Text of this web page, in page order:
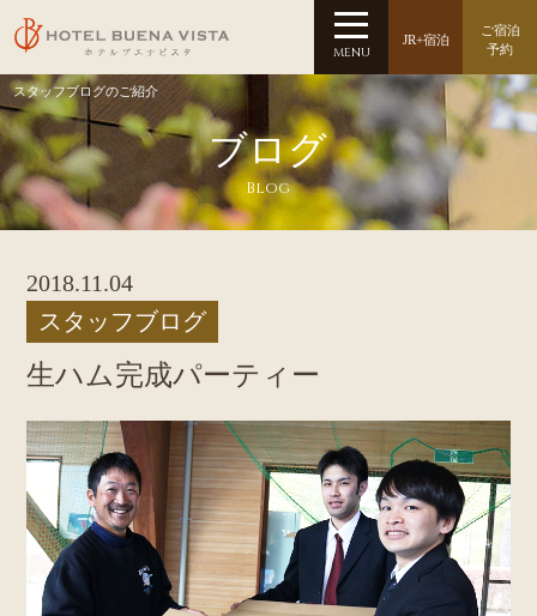
スタッフブログのご紹介
ブログ
Blog
2018.11.04
スタッフブログ
生ハム完成パーティー
MENU
JR+宿泊
ご宿泊
予約